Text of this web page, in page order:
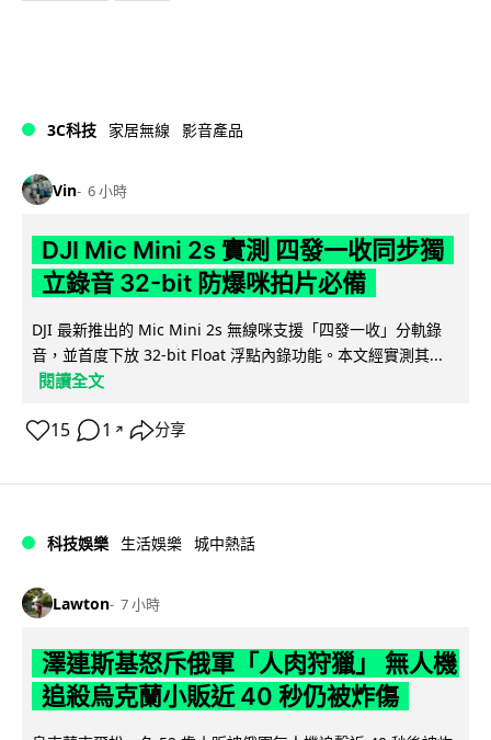
3C科技 家居無線 影音產品
Vin 6 小時
DJI Mic Mini 2s 實測 四發一收同步獨
立錄音 32-bit 防爆咪拍片必備
DJI 最新推出的 Mic Mini 2s 無線咪支援「四發一收」分軌錄
音，並首度下放 32-bit Float 浮點內錄功能。本文經實測其...
閱讀全文
15 1 ↗ 分享
科技娛樂 生活娛樂 城中熱話
Lawton 7 小時
澤連斯基怒斥俄軍「人肉狩獵」 無人機
追殺烏克蘭小販近 40 秒仍被炸傷